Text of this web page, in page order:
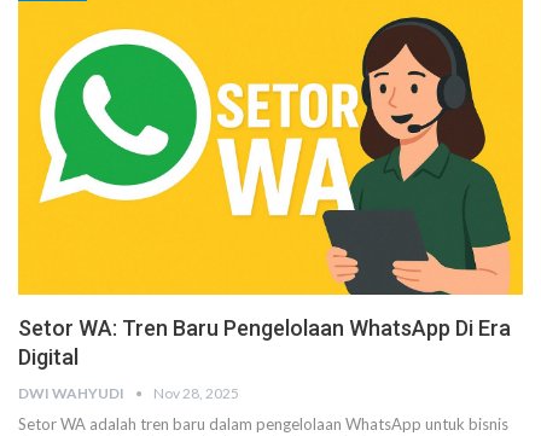
Setor WA: Tren Baru Pengelolaan WhatsApp Di Era
Digital
DWI WAHYUDI Nov 28, 2025
Setor WA adalah tren baru dalam pengelolaan WhatsApp untuk bisnis